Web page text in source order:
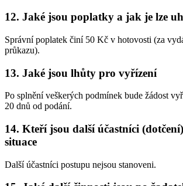
12. Jaké jsou poplatky a jak je lze
Správní poplatek činí 50 Kč v hotovosti (za
průkazu).
13. Jaké jsou lhůty pro vyřízení
Po splnění veškerých podmínek bude žádost
20 dnů od podání.
14. Kteří jsou další účastníci
situace
Další účastníci postupu nejsou stanoveni.